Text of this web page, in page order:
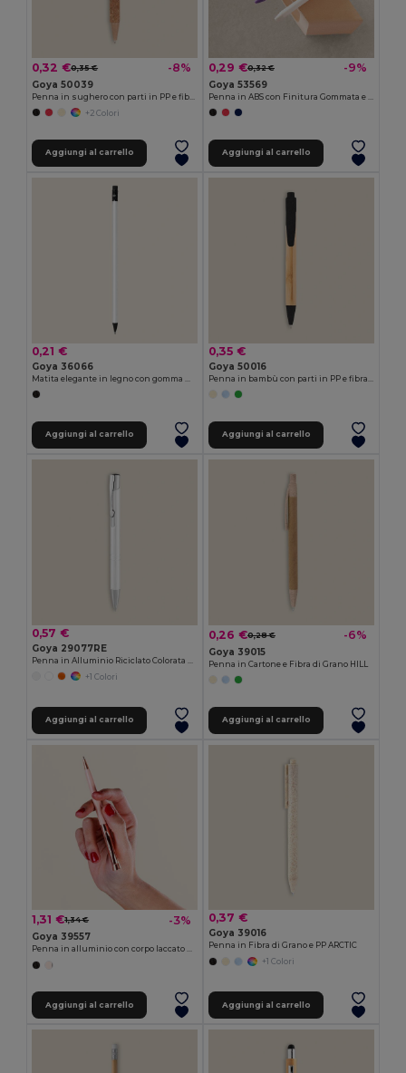
0,32 €0,35 € -8%
Goya 50039
+2 Colori
Aggiungi al carrello
0,29 €0,32 € -9%
Goya 53569
Aggiungi al carrello
0,21 €
Goya 36066
Aggiungi al carrello
0,35 €
Goya 50016
Aggiungi al carrello
0,57 €
Goya 29077RE
+1 Colori
Aggiungi al carrello
0,26 €0,28 € -6%
Goya 39015
Penna in Cartone e Fibra di Grano HILL
Aggiungi al carrello
1,31 €1,34 € -3%
Goya 39557
Penna in alluminio con corpo laccato RICH
Aggiungi al carrello
0,37 €
Goya 39016
Penna in Fibra di Grano e PP ARCTIC
+1 Colori
Aggiungi al carrello